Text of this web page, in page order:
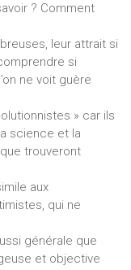
? Comment
leur attrait si
si
ne voit guère
» car ils
science et la
trouveront
aux
qui ne
générale que
et objective